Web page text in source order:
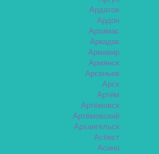
Ардатов
Ардон
Арзамас
Аркадак
Армавир
Армянск
Арсеньев
Арск
Артём
Артёмовск
Артёмовский
Архангельск
Асбест
Асино